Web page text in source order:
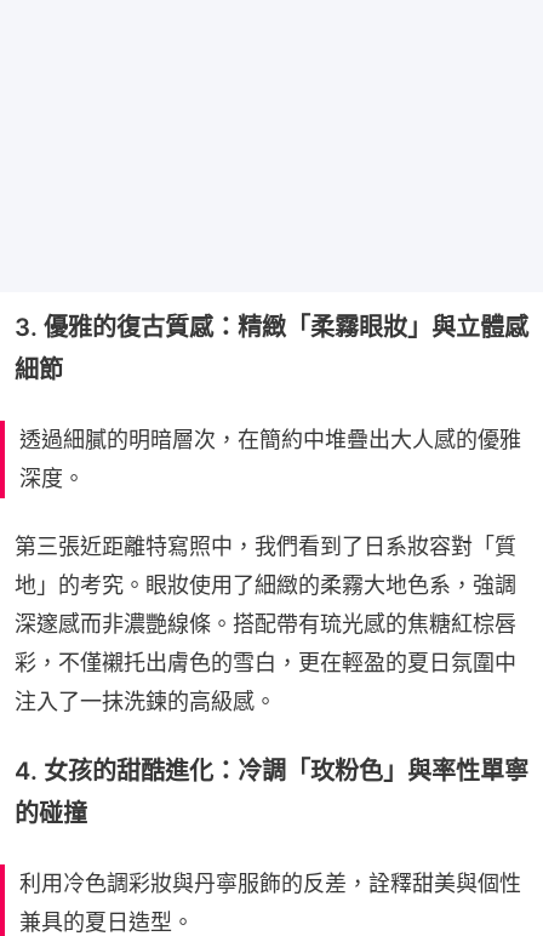
3. 優雅的復古質感：精緻「柔霧眼妝」與立體感
細節
透過細膩的明暗層次，在簡約中堆疊出大人感的優雅
深度。
第三張近距離特寫照中，我們看到了日系妝容對「質
地」的考究。眼妝使用了細緻的柔霧大地色系，強調
深邃感而非濃艷線條。搭配帶有琉光感的焦糖紅棕唇
彩，不僅襯托出膚色的雪白，更在輕盈的夏日氛圍中
注入了一抹洗鍊的高級感。
4. 女孩的甜酷進化：冷調「玫粉色」與率性單寧
的碰撞
利用冷色調彩妝與丹寧服飾的反差，詮釋甜美與個性
兼具的夏日造型。